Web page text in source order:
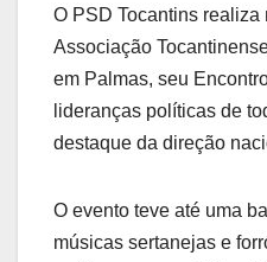
O PSD Tocantins realiza
Associação
em Palmas, seu
lideranças políticas de
destaque da direção
O evento teve até uma
músicas sertanejas e